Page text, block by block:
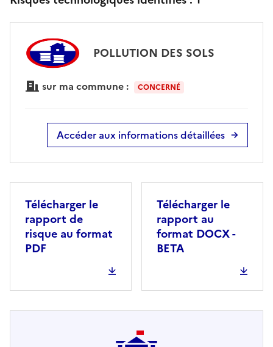
POLLUTION DES SOLS
sur ma commune : CONCERNÉ
Accéder aux informations détaillées
Télécharger le
rapport de
risque au format
PDF
Télécharger le
rapport au
format DOCX -
BETA